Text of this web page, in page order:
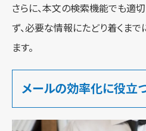
さらに、本文の検索機能でも適
ず、必要な情報にたどり着くま
ます。
メールの効率化に役立